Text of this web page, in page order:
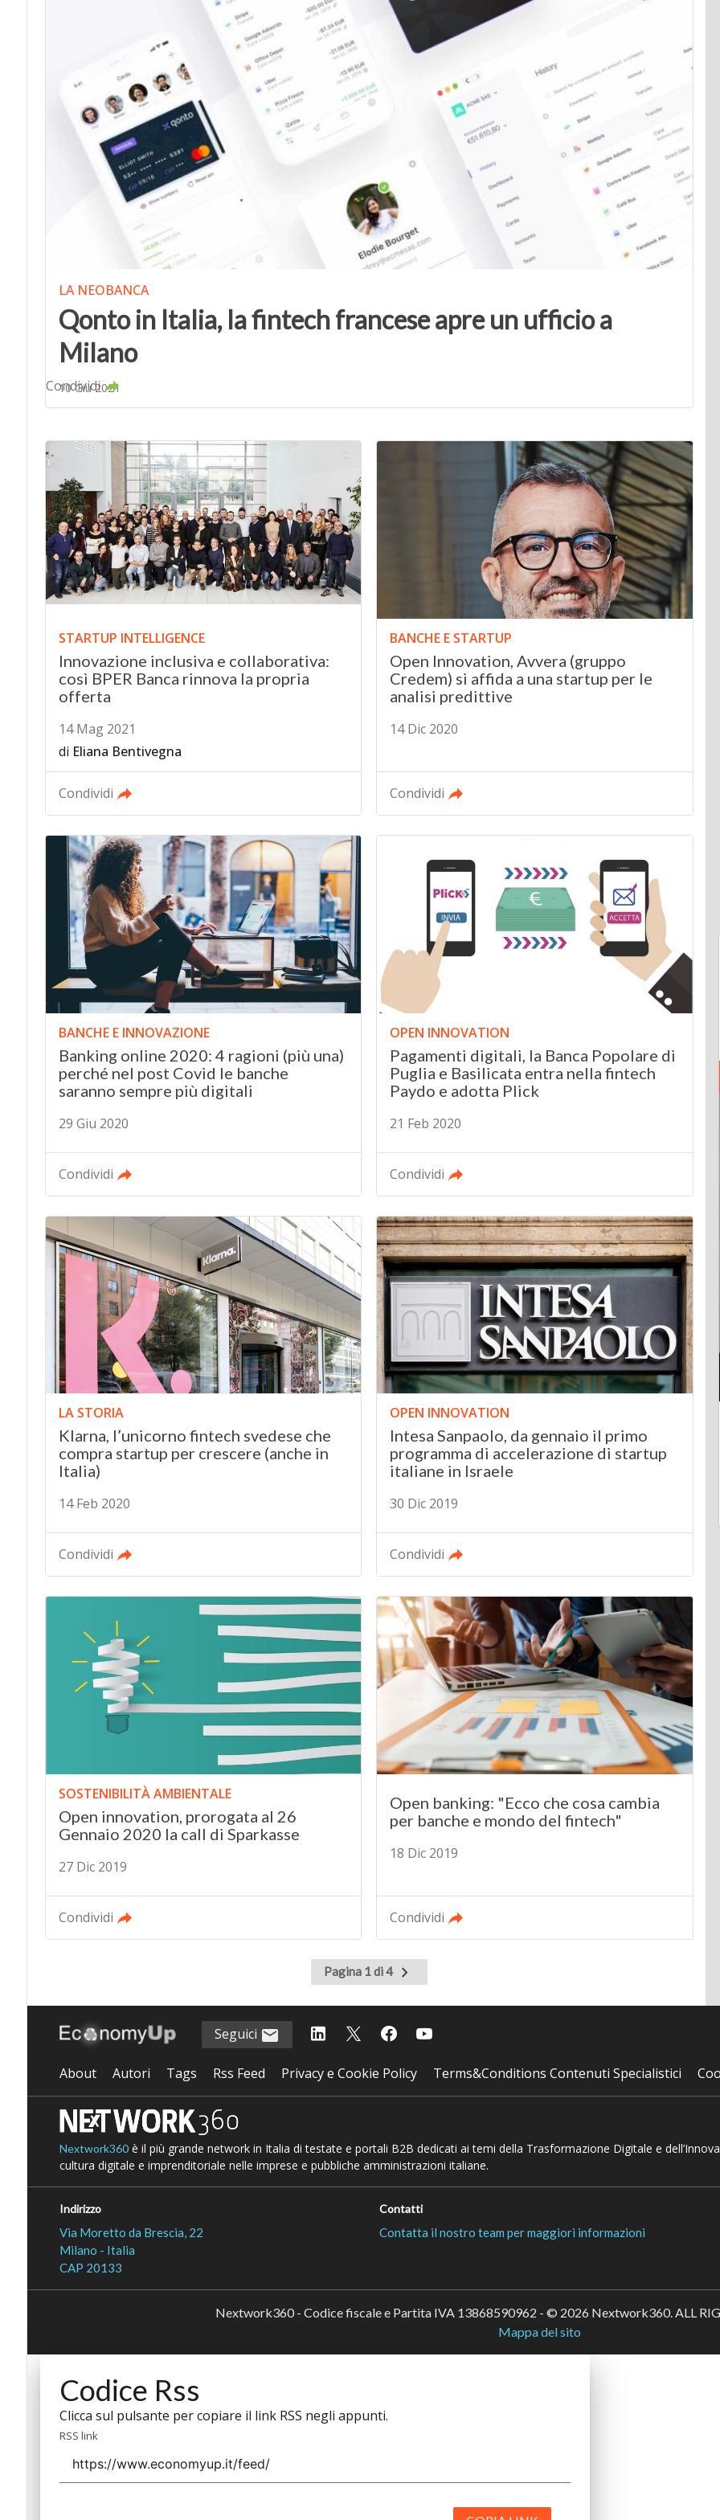
LA NEOBANCA
Qonto in Italia, la fintech francese apre un ufficio a
Milano
10 Giu 2021
Condividi
STARTUP INTELLIGENCE
Innovazione inclusiva e collaborativa:
così BPER Banca rinnova la propria
offerta
14 Mag 2021
di Eliana Bentivegna
Condividi
BANCHE E STARTUP
Open Innovation, Avvera (gruppo
Credem) si affida a una startup per le
analisi predittive
14 Dic 2020
Condividi
BANCHE E INNOVAZIONE
Banking online 2020: 4 ragioni (più una)
perché nel post Covid le banche
saranno sempre più digitali
29 Giu 2020
Condividi
OPEN INNOVATION
Pagamenti digitali, la Banca Popolare di
Puglia e Basilicata entra nella fintech
Paydo e adotta Plick
21 Feb 2020
Condividi
LA STORIA
Klarna, l’unicorno fintech svedese che
compra startup per crescere (anche in
Italia)
14 Feb 2020
Condividi
OPEN INNOVATION
Intesa Sanpaolo, da gennaio il primo
programma di accelerazione di startup
italiane in Israele
30 Dic 2019
Condividi
SOSTENIBILITÀ AMBIENTALE
Open innovation, prorogata al 26
Gennaio 2020 la call di Sparkasse
27 Dic 2019
Condividi
Open banking: "Ecco che cosa cambia
per banche e mondo del fintech"
18 Dic 2019
Condividi
Pagina 1 di 4 Pagina
successiva
Seguici
About Autori Tags Rss Feed Privacy e Cookie Policy Terms&Conditions Contenuti Specialistici
Nextwork360è il più grande network in Italia di testate e portali B2B dedicati ai temi della Trasformazione Digitale e
cultura digitale e imprenditoriale nelle imprese e pubbliche amministrazioni italiane.
Indirizzo
Via Moretto da Brescia, 22
Milano - Italia
CAP 20133
Contatti
Contatta il nostro team per maggiori informazioni
Nextwork360 - Codice fiscale e Partita IVA 13868590962 - © 2026 Nextwork360. ALL
Mappa del sito
Codice Rss
Clicca sul pulsante per copiare il link RSS negli appunti.
RSS link